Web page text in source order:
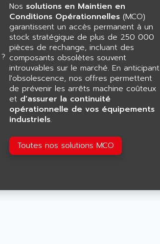
Nos solutions en Maintien en
Conditions Opérationnelles (MCO)
garantissent un accès permanent à un
stock stratégique de plus de 250 000
pièces de rechange, incluant des
composants obsolètes souvent
introuvables sur le marché. En anticipant
l'obsolescence, nos offres permettent
de prévenir les arrêts machine coûteux
et d'assurer la continuité
opérationnelle de vos équipements
industriels.
Toutes nos solutions MCO